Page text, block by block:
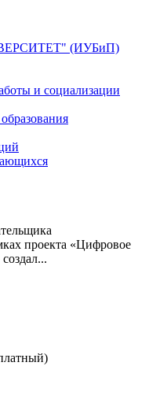
(ИУБиП)
и социализации
проекта «Цифровое